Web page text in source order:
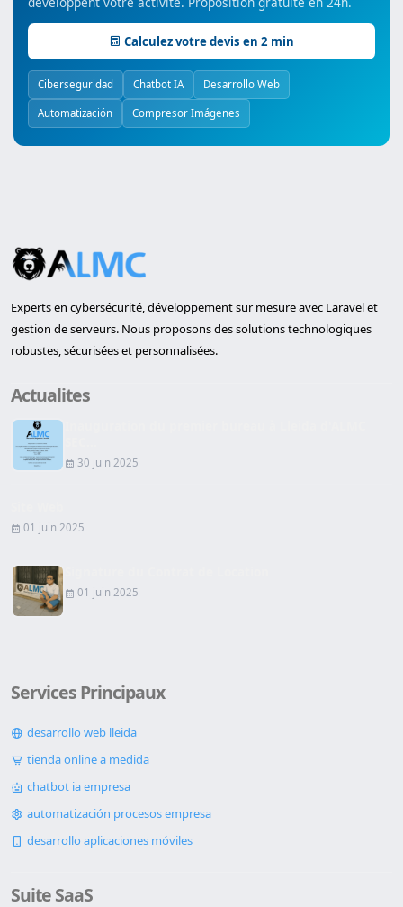
Calculez votre devis en 2 min
Ciberseguridad Chatbot IA Desarrollo Web
Automatización Compresor Imágenes
Experts en cybersécurité, développement sur mesure avec Laravel et
gestion de serveurs. Nous proposons des solutions technologiques
robustes, sécurisées et personnalisées.
Actualites
30 juin 2025
01 juin 2025
01 juin 2025
Services Principaux
desarrollo web lleida
tienda online a medida
chatbot ia empresa
automatización procesos empresa
desarrollo aplicaciones móviles
Suite SaaS